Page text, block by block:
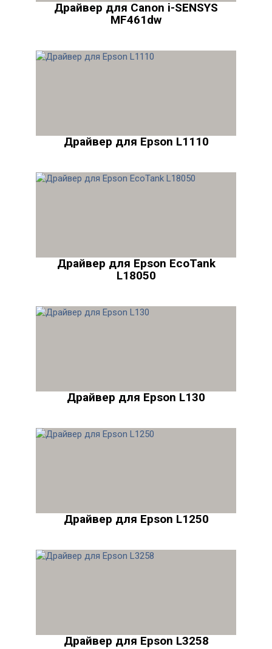
Драйвер для Canon i-SENSYS
MF461dw
Драйвер для Epson L1110
Драйвер для Epson EcoTank
L18050
Драйвер для Epson L130
Драйвер для Epson L1250
Драйвер для Epson L3258